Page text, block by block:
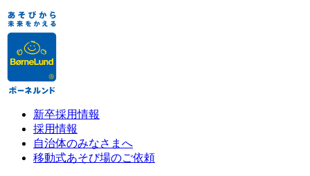
新卒採用情報
採用情報
自治体のみなさまへ
移動式あそび場のご依頼